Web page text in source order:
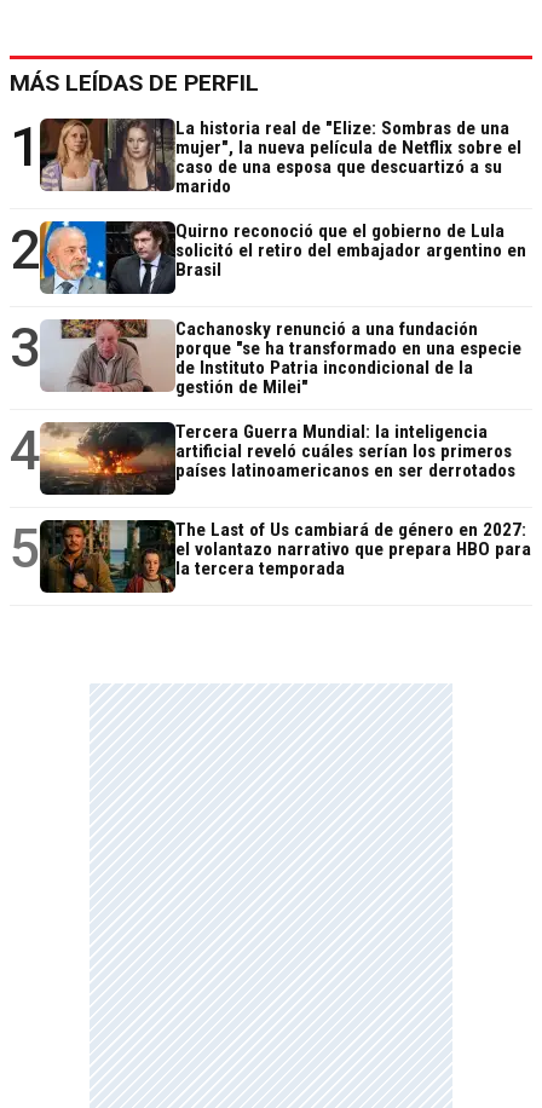
MÁS LEÍDAS DE PERFIL
1
La historia real de "Elize: Sombras de una
mujer", la nueva película de Netflix sobre el
caso de una esposa que descuartizó a su
marido
2
Quirno reconoció que el gobierno de Lula
solicitó el retiro del embajador argentino en
Brasil
3
Cachanosky renunció a una fundación
porque "se ha transformado en una especie
de Instituto Patria incondicional de la
gestión de Milei"
4
Tercera Guerra Mundial: la inteligencia
artificial reveló cuáles serían los primeros
países latinoamericanos en ser derrotados
5
The Last of Us cambiará de género en 2027:
el volantazo narrativo que prepara HBO para
la tercera temporada